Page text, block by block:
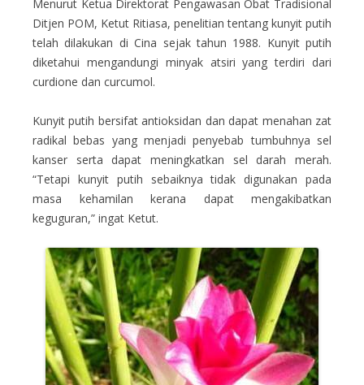
Menurut Ketua Direktorat Pengawasan Obat Tradisional
Ditjen POM, Ketut Ritiasa, penelitian tentang kunyit putih
telah dilakukan di Cina sejak tahun 1988. Kunyit putih
diketahui mengandungi minyak atsiri yang terdiri dari
curdione dan curcumol.
Kunyit putih bersifat antioksidan dan dapat menahan zat
radikal bebas yang menjadi penyebab tumbuhnya sel
kanser serta dapat meningkatkan sel darah merah.
“Tetapi kunyit putih sebaiknya tidak digunakan pada
masa kehamilan kerana dapat mengakibatkan
keguguran,” ingat Ketut.